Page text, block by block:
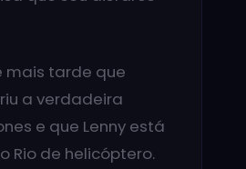
mais tarde que
a verdadeira
e que Lenny está
Rio de helicóptero.